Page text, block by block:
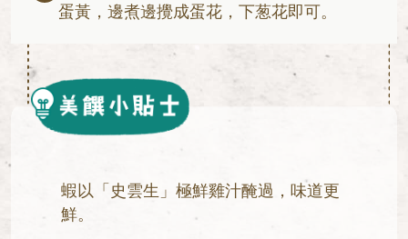
蛋黃，邊煮邊攪成蛋花，下葱花即可。
蝦以「史雲生」極鮮雞汁醃過，味道更
鮮。